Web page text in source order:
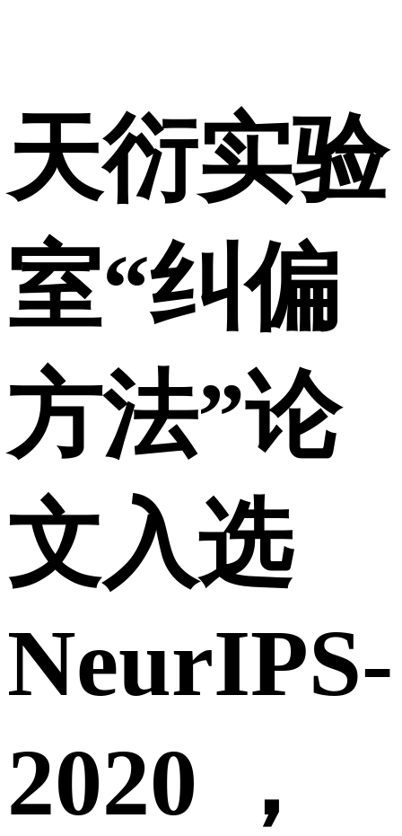
天衍实验
室“纠偏
方法”论
文入选
NeurIPS-
2020 ，